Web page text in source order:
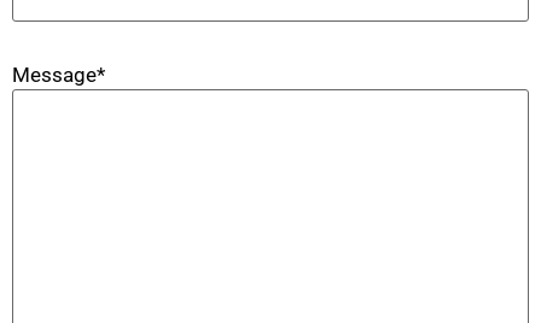
Message*